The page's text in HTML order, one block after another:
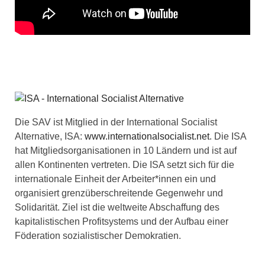
Die SAV ist Mitglied in der International Socialist
Alternative, ISA: www.internationalsocialist.net. Die ISA
hat Mitgliedsorganisationen in 10 Ländern und ist auf
allen Kontinenten vertreten. Die ISA setzt sich für die
internationale Einheit der Arbeiter*innen ein und
organisiert grenzüberschreitende Gegenwehr und
Solidarität. Ziel ist die weltweite Abschaffung des
kapitalistischen Profitsystems und der Aufbau einer
Föderation sozialistischer Demokratien.